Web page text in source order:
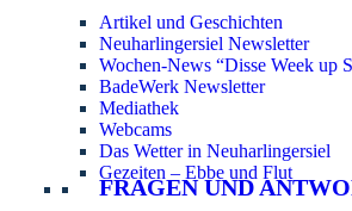
Artikel und Geschichten
Neuharlingersiel Newsletter
Wochen-News “Disse Week up
BadeWerk Newsletter
Mediathek
Webcams
Das Wetter in Neuharlingersiel
Gezeiten – Ebbe und Flut
FRAGEN UND